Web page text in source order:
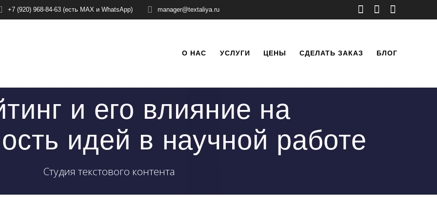
+7 (920) 968-84-63 (есть MAX и WhatsApp) manager@textaliya.ru
О НАС УСЛУГИ ЦЕНЫ СДЕЛАТЬ ЗАКАЗ БЛОГ
и его влияние на
идей в научной работе
Студия текстового контента